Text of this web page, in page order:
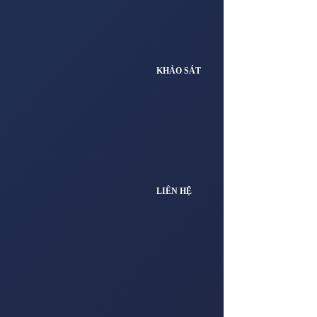
KHẢO SÁT
LIÊN HỆ